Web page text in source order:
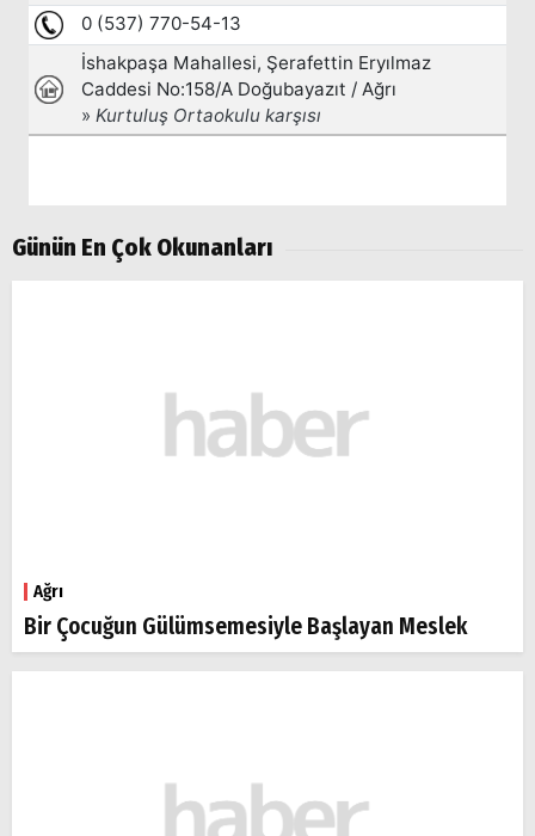
Günün En Çok Okunanları
Ağrı
Bir Çocuğun Gülümsemesiyle Başlayan Meslek